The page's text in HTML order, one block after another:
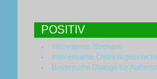
POSITIV
Innovatives Szenario
Interessante
Bayerische Dialoge für